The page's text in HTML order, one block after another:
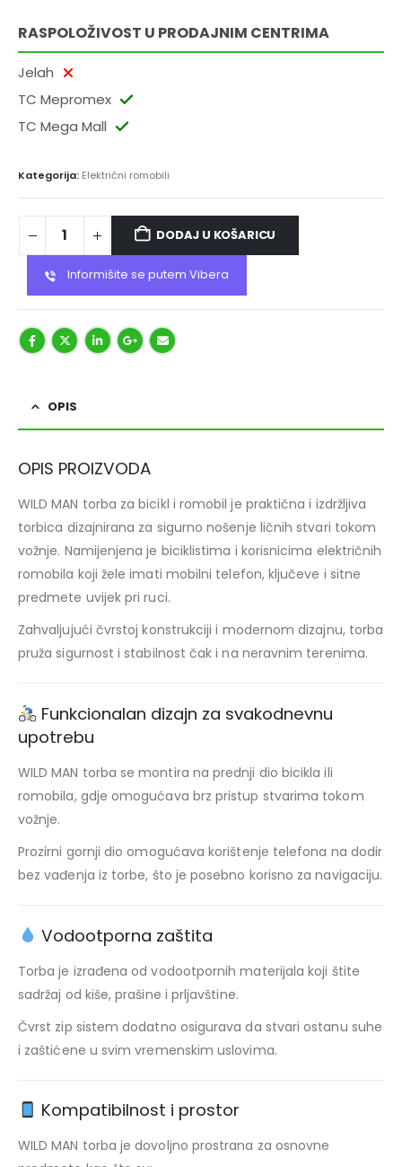
RASPOLOŽIVOST U PRODAJNIM CENTRIMA
Jelah
TC Mepromex
TC Mega Mall
Kategorija: Električni romobili
DODAJ U KOŠARICU
Informišite se putem Vibera
OPIS
OPIS PROIZVODA
WILD MAN torba za bicikl i romobil je praktična i izdržljiva
torbica dizajnirana za sigurno nošenje ličnih stvari tokom
vožnje. Namijenjena je biciklistima i korisnicima električnih
romobila koji žele imati mobilni telefon, ključeve i sitne
predmete uvijek pri ruci.
Zahvaljujući čvrstoj konstrukciji i modernom dizajnu, torba
pruža sigurnost i stabilnost čak i na neravnim terenima.
Funkcionalan dizajn za svakodnevnu
upotrebu
WILD MAN torba se montira na prednji dio bicikla ili
romobila, gdje omogućava brz pristup stvarima tokom
vožnje.
Prozirni gornji dio omogućava korištenje telefona na dodir
bez vađenja iz torbe, što je posebno korisno za navigaciju.
Vodootporna zaštita
Torba je izrađena od vodootpornih materijala koji štite
sadržaj od kiše, prašine i prljavštine.
Čvrst zip sistem dodatno osigurava da stvari ostanu suhe
i zaštićene u svim vremenskim uslovima.
Kompatibilnost i prostor
WILD MAN torba je dovoljno prostrana za osnovne